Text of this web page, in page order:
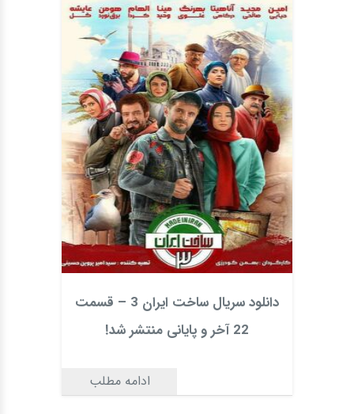
دانلود سریال ساخت ایران 3 – قسمت
22 آخر و پایانی منتشر شد!
ادامه مطلب